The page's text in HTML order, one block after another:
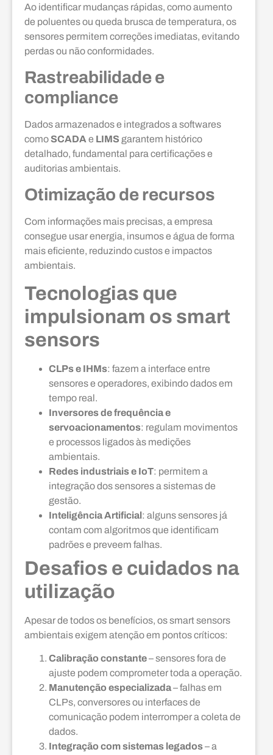
Ao identificar mudanças rápidas, como aumento
de poluentes ou queda brusca de temperatura, os
sensores permitem correções imediatas, evitando
perdas ou não conformidades.
Rastreabilidade e
compliance
Dados armazenados e integrados a softwares
como SCADA e LIMS garantem histórico
detalhado, fundamental para certificações e
auditorias ambientais.
Otimização de recursos
Com informações mais precisas, a empresa
consegue usar energia, insumos e água de forma
mais eficiente, reduzindo custos e impactos
ambientais.
Tecnologias que
impulsionam os smart
sensors
CLPs e IHMs: fazem a interface entre
sensores e operadores, exibindo dados em
tempo real.
Inversores de frequência e
servoacionamentos: regulam movimentos
e processos ligados às medições
ambientais.
Redes industriais e IoT: permitem a
integração dos sensores a sistemas de
gestão.
Inteligência Artificial: alguns sensores já
contam com algoritmos que identificam
padrões e preveem falhas.
Desafios e cuidados na
utilização
Apesar de todos os benefícios, os smart sensors
ambientais exigem atenção em pontos críticos:
Calibração constante– sensores fora de
ajuste podem comprometer toda a operação.
Manutenção especializada– falhas em
CLPs, conversores ou interfaces de
comunicação podem interromper a coleta de
dados.
Integração com sistemas legados– a